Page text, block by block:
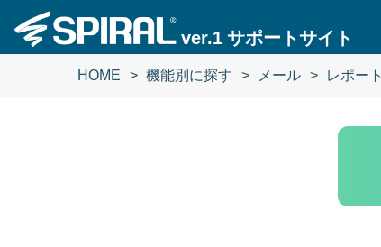
ver.1 サポートサイト
HOME 機能別に探す メール レポート